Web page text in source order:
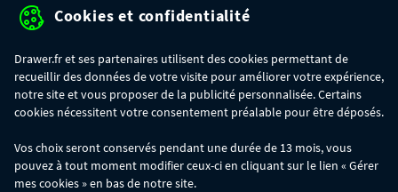
Gérer mes cookies
commande :
- 30€ sur votre commande dès 300€ d'achat, avec le code BIKINI30
- 50€ sur votre commande dès 500€ d'achat, avec le code BIKINI50
Cookies et confidentialité
Drawer.fr et ses partenaires utilisent des cookies permettant de
recueillir des données de votre visite pour améliorer votre expérience,
notre site et vous proposer de la publicité personnalisée. Certains
cookies nécessitent votre consentement préalable pour être déposés.
Vos choix seront conservés pendant une durée de 13 mois, vous
pouvez à tout moment modifier ceux-ci en cliquant sur le lien « Gérer
mes cookies » en bas de notre site.